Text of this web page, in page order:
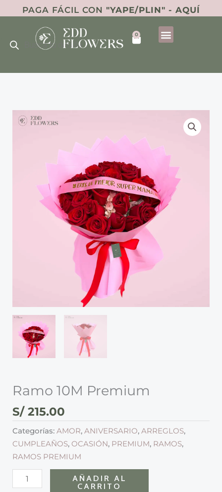
al
contenido
PAGA FÁCIL CON "YAPE/PLIN" - AQUÍ
0
Cart
Ramo 10M Premium
S/215.00
Categorías:AMOR,ANIVERSARIO,ARREGLOS,
CUMPLEAÑOS, OCASIÓN, PREMIUM, RAMOS,
RAMOS PREMIUM
Ramo
10M
AÑADIR AL
CARRITO